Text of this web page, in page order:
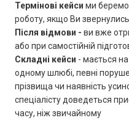
Термінові кейси ми
роботу, якщо Ви
Після відмови - ви вже
або при самостійній
Складні кейси - мається на
одному шлюбі, певні
прізвища чи наявність
спеціалісту доведеться
часу, ніж звичайному